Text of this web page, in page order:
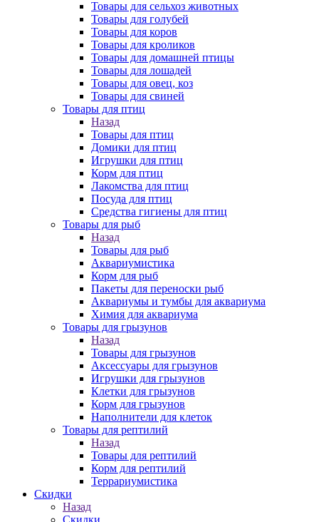
Товары для сельхоз животных
Товары для голубей
Товары для коров
Товары для кроликов
Товары для домашней птицы
Товары для лошадей
Товары для овец, коз
Товары для свиней
Товары для птиц
Назад
Товары для птиц
Домики для птиц
Игрушки для птиц
Корм для птиц
Лакомства для птиц
Посуда для птиц
Средства гигиены для птиц
Товары для рыб
Назад
Товары для рыб
Аквариумистика
Корм для рыб
Пакеты для переноски рыб
Аквариумы и тумбы для аквариума
Химия для аквариума
Товары для грызунов
Назад
Товары для грызунов
Аксессуары для грызунов
Игрушки для грызунов
Клетки для грызунов
Корм для грызунов
Наполнители для клеток
Товары для рептилий
Назад
Товары для рептилий
Корм для рептилий
Террариумистика
Скидки
Назад
Скидки